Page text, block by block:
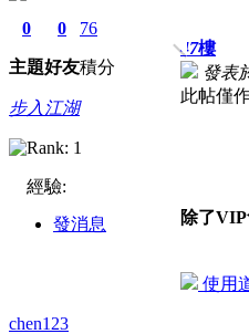
0
主題
0
好友
76
積分
步入江湖
經驗:
發消息
47樓
發表
此帖僅
除了
使用
chen123